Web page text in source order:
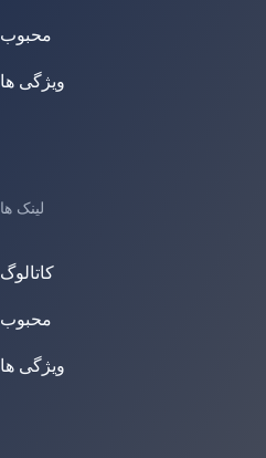
محبوب
ویژگی ها
لینک ها
کاتالوگ
محبوب
ویژگی ها